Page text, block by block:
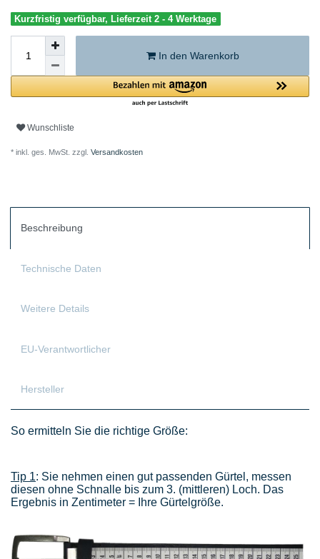
Kurzfristig verfügbar, Lieferzeit 2 - 4 Werktage
In den Warenkorb
Wunschliste
* inkl. ges. MwSt. zzgl. Versandkosten
Beschreibung
Technische Daten
Weitere Details
EU-Verantwortlicher
Hersteller
So ermitteln Sie die richtige Größe:
Tip 1: Sie nehmen einen gut passenden Gürtel, messen
diesen ohne Schnalle bis zum 3. (mittleren) Loch. Das
Ergebnis in Zentimeter = Ihre Gürtelgröße.